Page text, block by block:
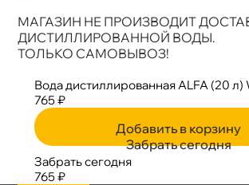
МАГАЗИН НЕ ПРОИЗВОДИТ
ДИСТИЛЛИРОВАННОЙ ВОДЫ.
ТОЛЬКО САМОВЫВОЗ!
ода дистиллированная ALFA (20 л)
765 ₽
Добавить в корзину
Забрать сегодня
Забрать сегодня
765 ₽